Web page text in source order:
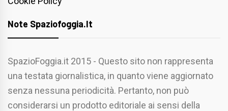
Note Spaziofoggia.it
SpazioFoggia.it 2015 - Questo sito non rappresenta
una testata giornalistica, in quanto viene aggiornato
senza nessuna periodicità. Pertanto, non può
considerarsi un prodotto editoriale ai sensi della